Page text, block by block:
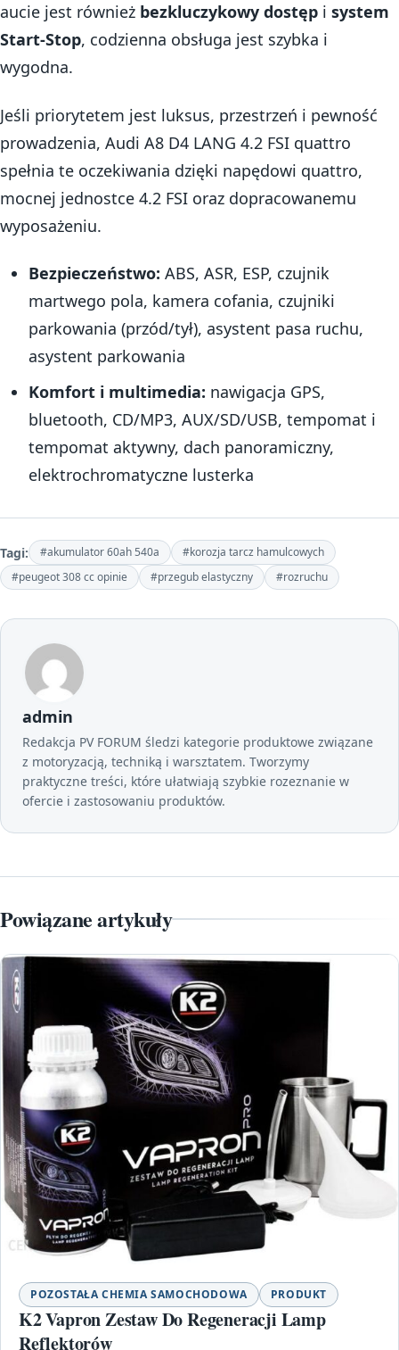
aucie jest również bezkluczykowy dostęp i system
Start-Stop, codzienna obsługa jest szybka i
wygodna.
Jeśli priorytetem jest luksus, przestrzeń i pewność
prowadzenia, Audi A8 D4 LANG 4.2 FSI quattro
spełnia te oczekiwania dzięki napędowi quattro,
mocnej jednostce 4.2 FSI oraz dopracowanemu
wyposażeniu.
Bezpieczeństwo: ABS, ASR, ESP, czujnik
martwego pola, kamera cofania, czujniki
parkowania (przód/tył), asystent pasa ruchu,
asystent parkowania
Komfort i multimedia: nawigacja GPS,
bluetooth, CD/MP3, AUX/SD/USB, tempomat i
tempomat aktywny, dach panoramiczny,
elektrochromatyczne lusterka
Tagi: #akumulator 60ah 540a
#korozja tarcz hamulcowych
#peugeot 308 cc opinie
#przegub elastyczny #rozruchu
admin
Redakcja PV FORUM śledzi kategorie produktowe związane
z motoryzacją, techniką i warsztatem. Tworzymy
praktyczne treści, które ułatwiają szybkie rozeznanie w
ofercie i zastosowaniu produktów.
Powiązane artykuły
POZOSTAŁA CHEMIA SAMOCHODOWA PRODUKT
K2 Vapron Zestaw Do Regeneracji Lamp
Reflektorów